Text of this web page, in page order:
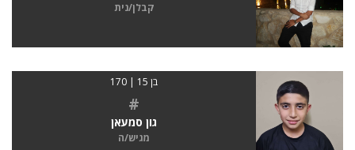
קבלן/נית
בן 15 | 170
#
גון סמעאן
מגיש/ה